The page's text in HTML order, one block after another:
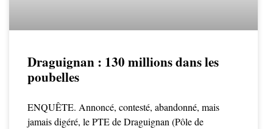
Draguignan : 130 millions dans les
poubelles
ENQUÊTE. Annoncé, contesté, abandonné, mais
jamais digéré, le PTE de Draguignan (Pôle de